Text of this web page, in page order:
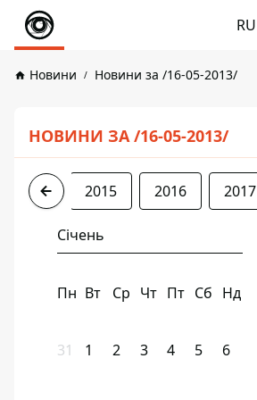
RU
Новини Новини за /16-05-2013/
НОВИНИ ЗА /16-05-2013/
2013 2015 2016 2017
Січень
Пн Вт Ср Чт Пт Сб Нд
31 1 2 3 4 5 6